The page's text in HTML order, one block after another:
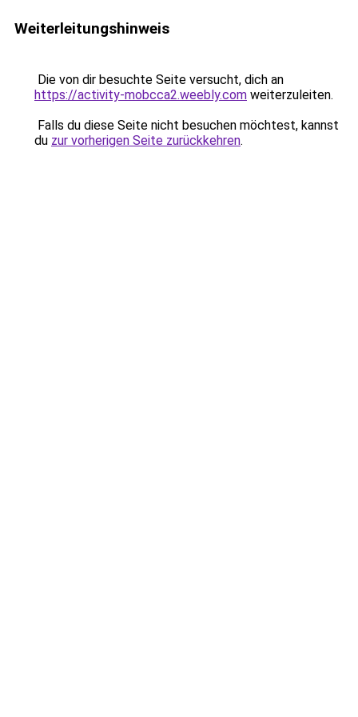
Weiterleitungshinweis
Die von dir besuchte Seite versucht, dich an
https://activity-mobcca2.weebly.com weiterzuleiten.
Falls du diese Seite nicht besuchen möchtest, kannst
du zur vorherigen Seite zurückkehren.